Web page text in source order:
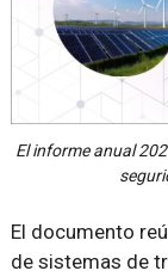
El informe anual
El documento
de sistemas de